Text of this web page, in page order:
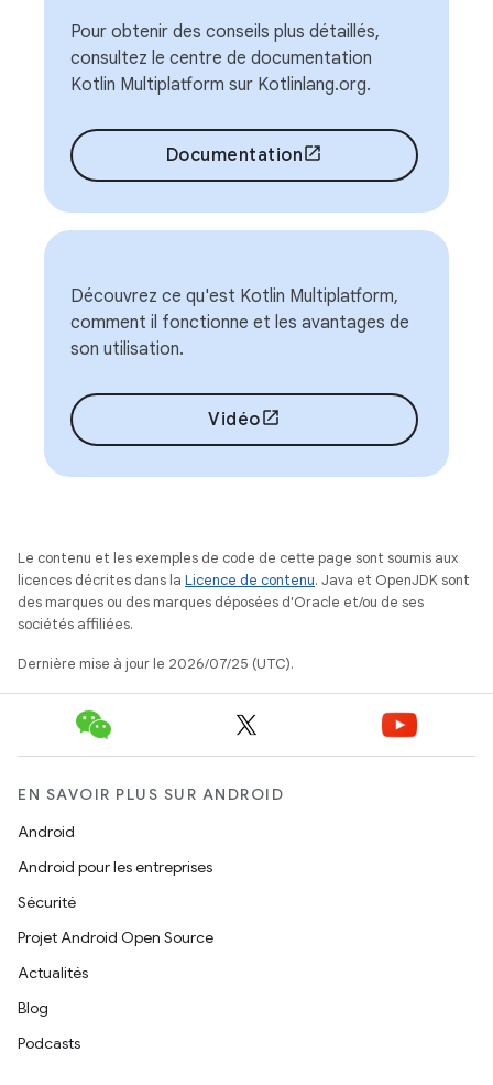
Pour obtenir des conseils plus détaillés,
consultez le centre de documentation
Kotlin Multiplatform sur Kotlinlang.org.
Documentation
Découvrez ce qu'est Kotlin Multiplatform,
comment il fonctionne et les avantages de
son utilisation.
Vidéo
Le contenu et les exemples de code de cette page sont soumis aux
licences décrites dans la Licence de contenu. Java et OpenJDK sont
des marques ou des marques déposées d'Oracle et/ou de ses
sociétés affiliées.
Dernière mise à jour le 2026/07/25 (UTC).
EN SAVOIR PLUS SUR ANDROID
Android
Android pour les entreprises
Sécurité
Projet Android Open Source
Actualités
Blog
Podcasts